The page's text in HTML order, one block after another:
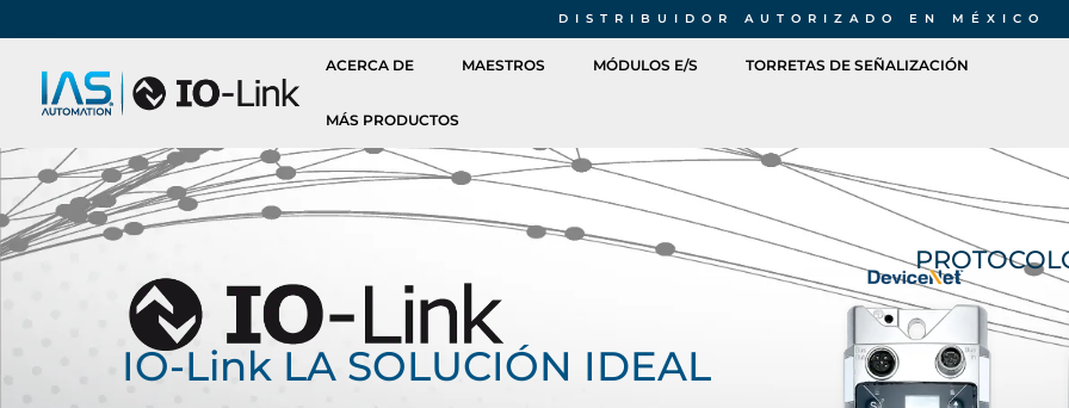
contenido
DISTRIBUIDOR AUTORIZADO EN MÉXICO
ACERCA DE MAESTROS MÓDULOS E/S TORRETAS DE SEÑALIZACIÓN
MÁS PRODUCTOS
IO-Link LA SOLUCIÓN IDEAL